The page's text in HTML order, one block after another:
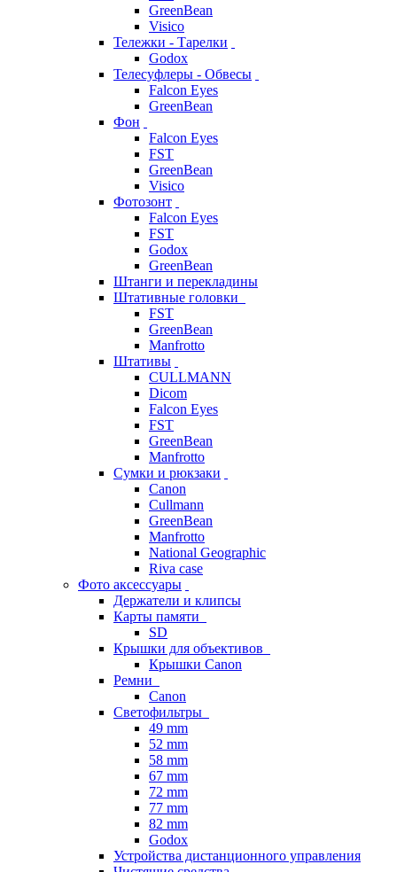
GreenBean
Visico
Тележки - Тарелки
Godox
Телесуфлеры - Обвесы
Falcon Eyes
GreenBean
Фон
Falcon Eyes
FST
GreenBean
Visico
Фотозонт
Falcon Eyes
FST
Godox
GreenBean
Штанги и перекладины
Штативные головки
FST
GreenBean
Manfrotto
Штативы
CULLMANN
Dicom
Falcon Eyes
FST
GreenBean
Manfrotto
Сумки и рюкзаки
Canon
Cullmann
GreenBean
Manfrotto
National Geographic
Riva case
Фото аксессуары
Держатели и клипсы
Карты памяти
SD
Крышки для объективов
Крышки Canon
Ремни
Canon
Светофильтры
49 mm
52 mm
58 mm
67 mm
72 mm
77 mm
82 mm
Godox
Устройства дистанционного управления